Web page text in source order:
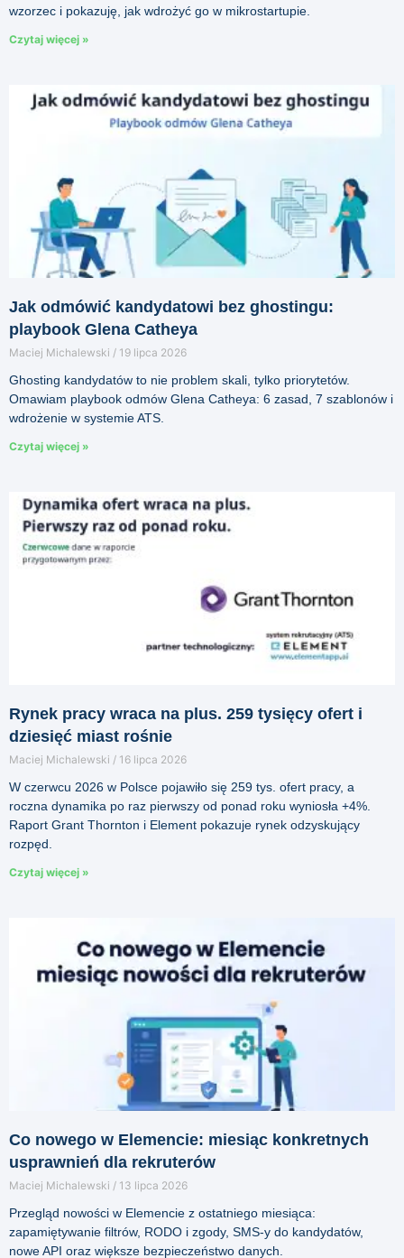
wzorzec i pokazuję, jak wdrożyć go w mikrostartupie.
Czytaj więcej »
Jak odmówić kandydatowi bez ghostingu:
playbook Glena Catheya
Maciej Michalewski 19 lipca 2026
Ghosting kandydatów to nie problem skali, tylko priorytetów.
Omawiam playbook odmów Glena Catheya: 6 zasad, 7 szablonów i
wdrożenie w systemie ATS.
Czytaj więcej »
Rynek pracy wraca na plus. 259 tysięcy ofert i
dziesięć miast rośnie
Maciej Michalewski 16 lipca 2026
W czerwcu 2026 w Polsce pojawiło się 259 tys. ofert pracy, a
roczna dynamika po raz pierwszy od ponad roku wyniosła +4%.
Raport Grant Thornton i Element pokazuje rynek odzyskujący
rozpęd.
Czytaj więcej »
Co nowego w Elemencie: miesiąc konkretnych
usprawnień dla rekruterów
Maciej Michalewski 13 lipca 2026
Przegląd nowości w Elemencie z ostatniego miesiąca:
zapamiętywanie filtrów, RODO i zgody, SMS-y do kandydatów,
nowe API oraz większe bezpieczeństwo danych.